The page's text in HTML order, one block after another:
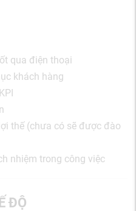
qua điện thoại
khách hàng
thế (chưa có sẽ được đào
nhiệm trong công việc
ĐỘ